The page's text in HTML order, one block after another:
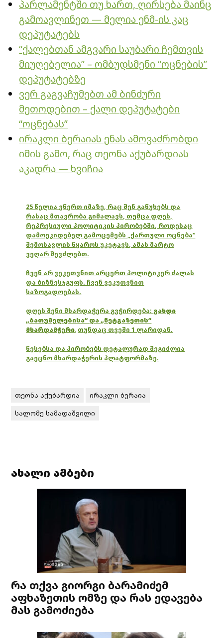
პარლამენტში თუ ხართ, ღირსება მაინც
გამოავლინეთ — მელია ენმ-ის კაც
დეპუტატებს
“ქალებთან ამგვარი საუბარი ჩემთვის
მიუღებელია” – ომბუდსმენი “ოცნების”
დეპუტატებზე
ვერ გაგვაჩუმებთ ამ ბინძური
მეთოდებით – ქალი დეპუტატები
“ოცნებას”
ირაკლი ბერაიას ენას ამოვაძრობდი
იმის გამო, რაც თეონა აქუბარდიას
აკადრა — ხვიჩია
25 წელია ვწერთ იმაზე, რაც შენ გაწუხებს და
რასაც მთავრობა გიმალავს, თუმცა დღეს,
რეპრესიული პოლიტიკის პირობებში, როდესაც
დამოუკიდებელ გამოცემებს „ქართული ოცნება“
შემოსავლის წყაროს უკეტავს, ამას მარტო
ვეღარ შევძლებთ.
ჩვენ არ ვეკუთვნით არცერთ პოლიტიკურ ძალას
და ბიზნესჯგუფს. ჩვენ ვეკუთვნით
საზოგადოებას.
დღეს შენი მხარდაჭერა გვჭირდება: გახდი
„ბათუმელებისა“ და „ნეტგაზეთის“
მხარდამჭერი, თუნდაც თვეში 1 ლარიდან.
წესებსა და პირობებს დეტალურად შეგიძლია
გაეცნო მხარდაჭერის პლატფორმაზე.
თეონა აქუბარდია
ირაკლი ბერაია
სალომე სამადაშვილი
ახალი ამბები
რა თქვა გიორგი ბარამიძემ
აფხაზეთის ომზე და რას ედავება
მას გამოძიება